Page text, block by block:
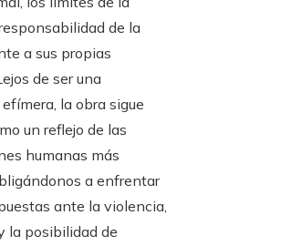
de la
a sus propias
de ser una
la obra sigue
un reflejo de las
humanas más
a enfrentar
ante la violencia,
la posibilidad de